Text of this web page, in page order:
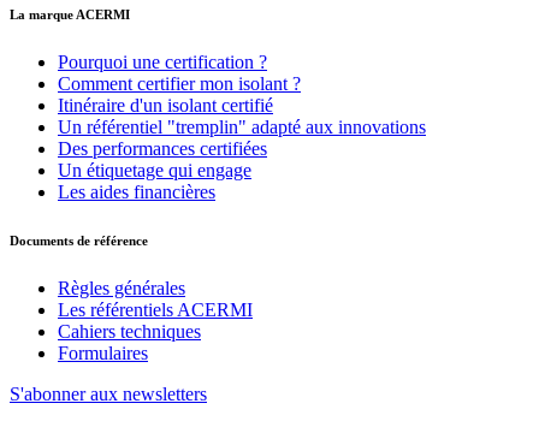
La marque ACERMI
Pourquoi une certification ?
Comment certifier mon isolant ?
Itinéraire d'un isolant certifié
Un référentiel "tremplin" adapté aux innovations
Des performances certifiées
Un étiquetage qui engage
Les aides financières
Documents de référence
Règles générales
Les référentiels ACERMI
Cahiers techniques
Formulaires
S'abonner aux newsletters